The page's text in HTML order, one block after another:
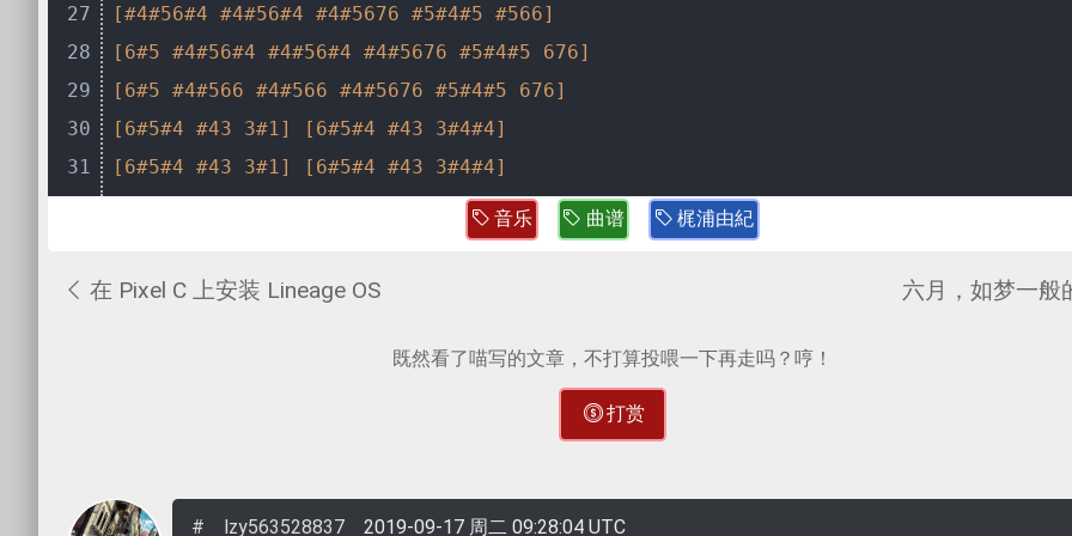
27
28
29
30
31
[#4#56#4 #4#56#4 #4#5676 #5#4#5 #566]
[6#5 #4#56#4 #4#56#4 #4#5676 #5#4#5 676]
[6#5 #4#566 #4#566 #4#5676 #5#4#5 676]
[6#5#4 #43 3#1]
[6#5#4 #43 3#4#4]
[6#5#4 #43 3#1]
[6#5#4 #43 3#4#4]
音乐 曲谱 梶浦由紀
在 Pixel C 上安装 Lineage OS 六月，如梦一般
既然看了喵写的文章，不打算投喂一下再走吗？哼！
打赏
lzy563528837 2019-09-17 周二 09:28:04 UTC